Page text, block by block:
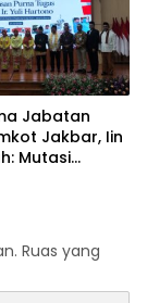
Jabatan
Jakbar, Iin
Mutasi
Ruas yang